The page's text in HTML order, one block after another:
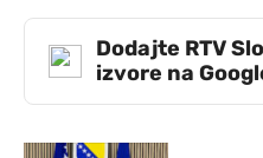
Dodajte RTV
izvore na